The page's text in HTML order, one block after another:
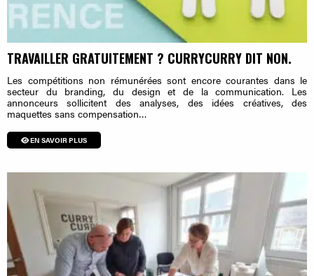
TRAVAILLER GRATUITEMENT ? CURRYCURRY DIT NON.
Les compétitions non rémunérées sont encore courantes dans le
secteur du branding, du design et de la communication. Les
annonceurs sollicitent des analyses, des idées créatives, des
maquettes sans compensation…
EN SAVOIR PLUS